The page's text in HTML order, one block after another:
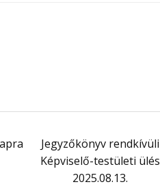
Jegyzőkönyv rendkívüli
Képviselő-testületi ülés
2025.08.13.